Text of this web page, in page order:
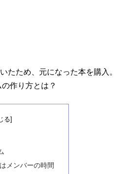
たため、元になった本を購入。
作り方とは？
メンバーの時間